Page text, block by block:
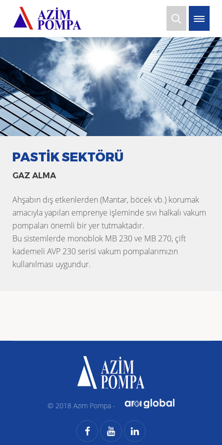
PASTIK SEKTÖRÜ
GAZ ALMA
Ahşabın dış etkenlerden (Mantar, böcek vb.) korumak
amacıyla yapılan emprenye işleminde sıvı halkalı vakum
pompaları önemli bir yer tutmaktadır.
Bu sistemlerde monoblok MB 230 ve MB 270, çift
kademeli AVP 230 serisi vakum pompalarımızın
kullanılması uygundur.
© 2018 Azim Pompa -